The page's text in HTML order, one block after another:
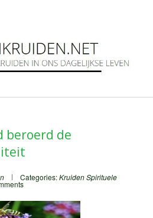
beroerd de
Categories:KruidenSpirituele